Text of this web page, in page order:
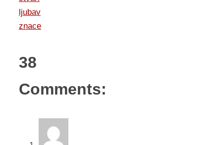
ljubav
znace
38
Comments: